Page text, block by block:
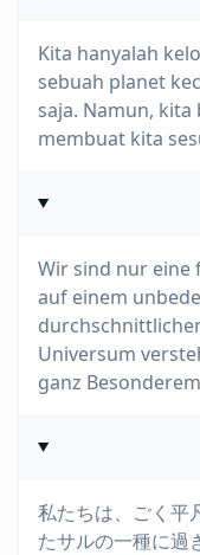
Kita hanyalah
sebuah planet
saja. Namun,
membuat kita
Wir sind nur eine
auf einem
Universum
ganz
私たちは、ごく平
たサルの一種に過